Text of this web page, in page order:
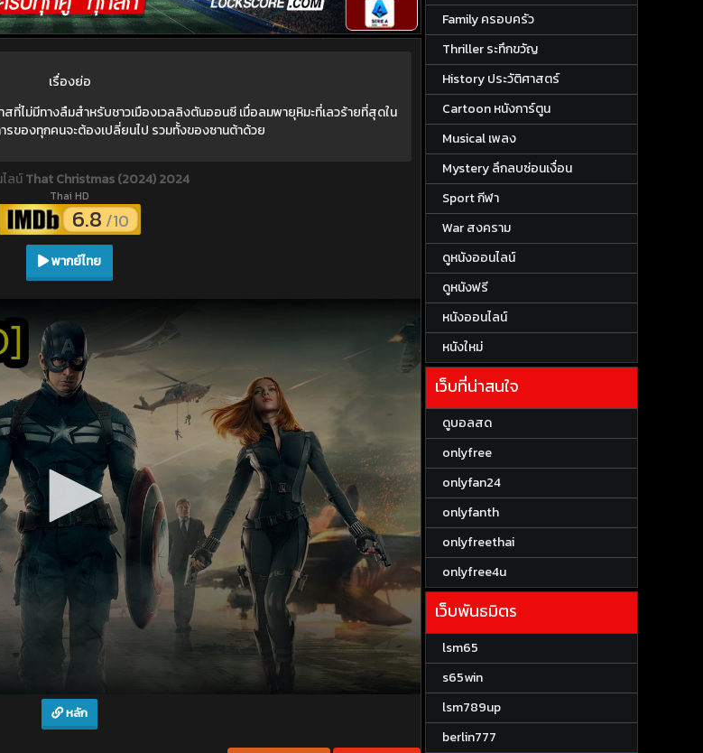
เรื่องย่อ
ไม่มีทางลืมสำหรับชาวเมืองเวลลิงตันออนซี เมื่อลมพายุหิมะที่เลวร้ายที่สุดใน
รของทุกคนจะต้องเปลี่ยนไป รวมทั้งของซานต้าด้วย
ลน์That Christmas (2024) 2024
Thai HD
6.8 /10
พากย์ไทย
หลัก
Family ครอบครัว
Thriller ระทึกขวัญ
History ประวัติศาสตร์
Cartoon หนังการ์ตูน
Musical เพลง
Mystery ลึกลบซ่อนเงื่อน
Sport กีฬา
War สงคราม
ดูหนังออนไลน์
ดูหนังฟรี
หนังออนไลน์
หนังใหม่
เว็บที่น่าสนใจ
ดูบอลสด
onlyfree
onlyfan24
onlyfanth
onlyfreethai
onlyfree4u
เว็บพันธมิตร
lsm65
s65win
lsm789up
berlin777